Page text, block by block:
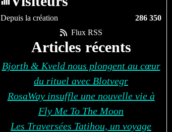
Depuis la création
286 350
Flux RSS
Articles récents
Bjorth & Kveld nous plongent au cœur
du rituel avec Blotvegr
RosaWay insuffle une nouvelle vie à
Fly Me To The Moon
Les Traversées Tatihou, un voyage